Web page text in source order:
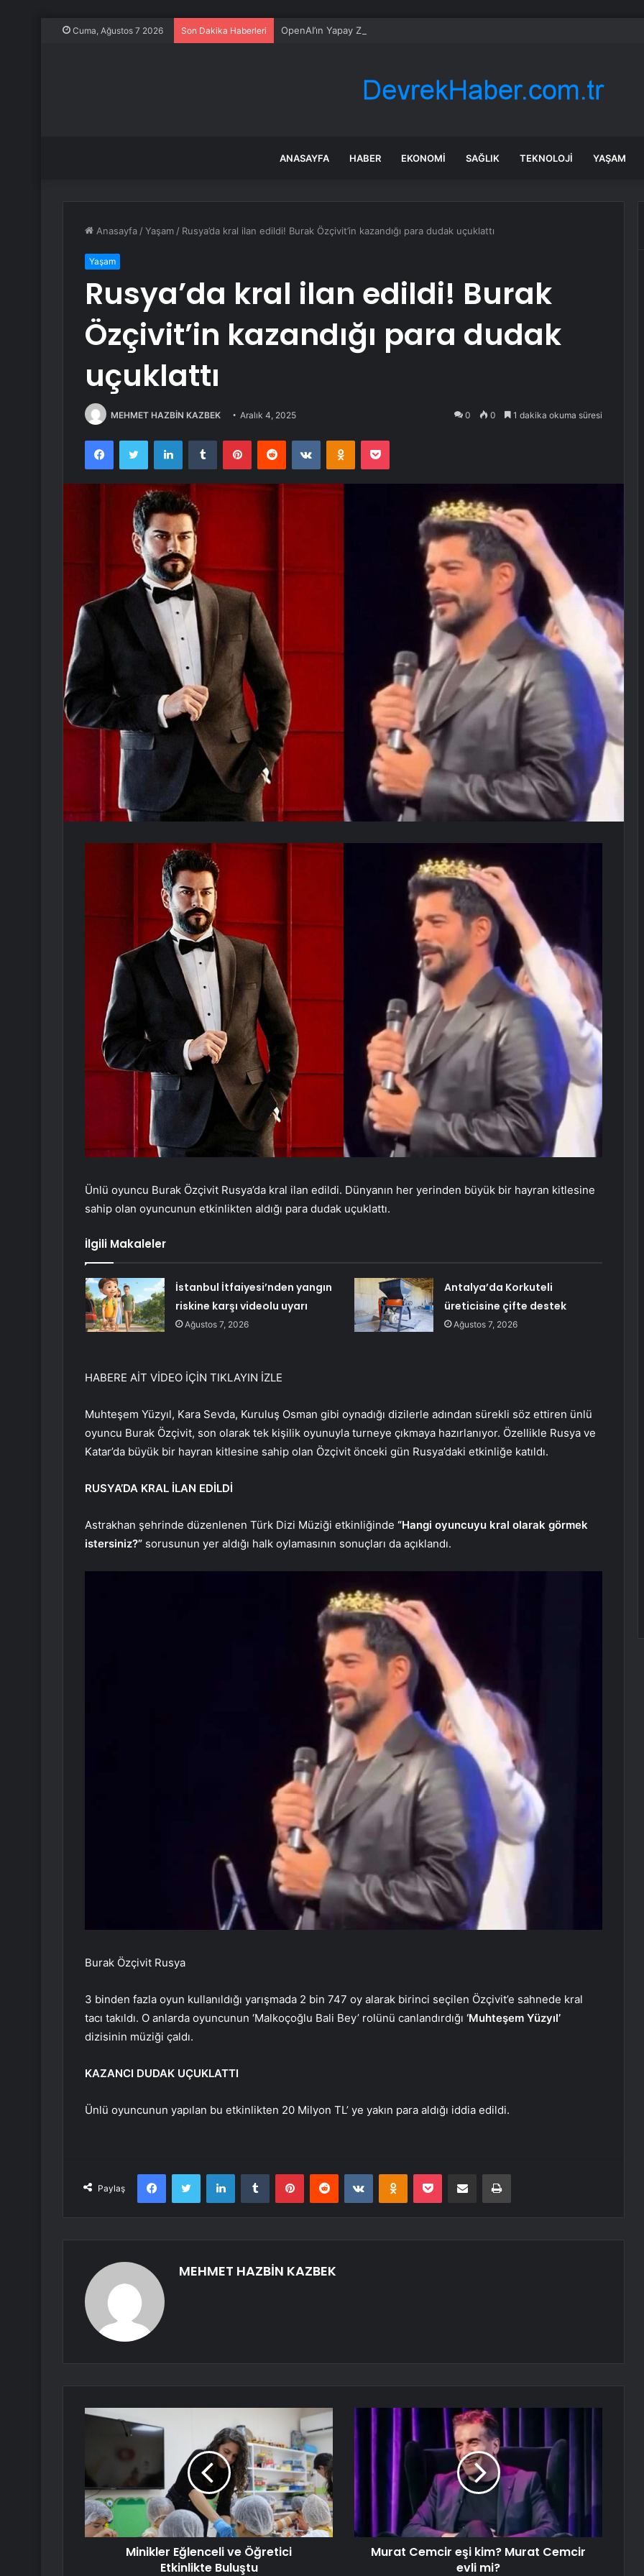
Cuma, Ağustos 7 2026 Son Dakika Haberleri OpenAI’ın Yapay Zeka Modeli Güvenlik Testinde Kontrolden Çıktı, Hugging Face’i
ANASAYFA HABER EKONOMI SAĞLIK TEKNOLOJI YAŞAM
Anasayfa /Yaşam / Rusya’da kral ilan edildi! Burak Özçivit’in kazandığı para dudak uçuklattı
Yaşam
Rusya’da kral ilan edildi! Burak
Özçivit’in kazandığı para dudak
uçuklattı
MEHMET HAZBİN KAZBEK Aralık 4, 2025 0 0 1 dakika okuma süresi
FacebookTwitter LinkedInTumblr PinterestReddit VKontakteOdnoklassniki
Pocket
Ünlü oyuncu Burak Özçivit Rusya’da kral ilan edildi. Dünyanın her yerinden büyük bir hayran kitlesine
sahip olan oyuncunun etkinlikten aldığı para dudak uçuklattı.
İlgili Makaleler
İstanbul İtfaiyesi’nden yangın
riskine karşı videolu uyarı
Ağustos 7, 2026
Antalya’da Korkuteli
üreticisine çifte destek
Ağustos 7, 2026
HABERE AİT VİDEO İÇİN TIKLAYIN İZLE
Muhteşem Yüzyıl, Kara Sevda, Kuruluş Osman gibi oynadığı dizilerle adından sürekli söz ettiren ünlü
oyuncu Burak Özçivit, son olarak tek kişilik oyunuyla turneye çıkmaya hazırlanıyor. Özellikle Rusya ve
Katar’da büyük bir hayran kitlesine sahip olan Özçivit önceki gün Rusya’daki etkinliğe katıldı.
RUSYA’DA KRAL İLAN EDİLDİ
Astrakhan şehrinde düzenlenen Türk Dizi Müziği etkinliğinde “Hangi oyuncuyu kral olarak görmek
istersiniz?” sorusunun yer aldığı halk oylamasının sonuçları da açıklandı.
Burak Özçivit Rusya
3 binden fazla oyun kullanıldığı yarışmada 2 bin 747 oy alarak birinci seçilen Özçivit’e sahnede kral
tacı takıldı. O anlarda oyuncunun ‘Malkoçoğlu Bali Bey’ rolünü canlandırdığı ‘Muhteşem Yüzyıl’
dizisinin müziği çaldı.
KAZANCI DUDAK UÇUKLATTI
Ünlü oyuncunun yapılan bu etkinlikten 20 Milyon TL’ ye yakın para aldığı iddia edildi.
Paylaş
FacebookTwitter LinkedInTumblr PinterestReddit VKontakteOdnoklassniki
Pocket E-Posta ile paylaş Yazdır
MEHMET HAZBİN KAZBEK
Minikler Eğlenceli ve Öğretici
Etkinlikte Buluştu
Murat Cemcir eşi kim? Murat Cemcir
evli mi?